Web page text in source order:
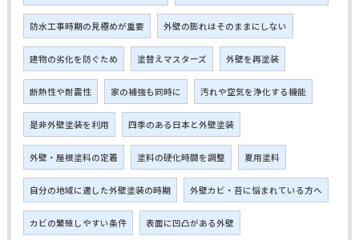
防水工事時期の見極めが重要 外壁の膨れはそのままにしない
建物の劣化を防ぐため 塗替えマスターズ 外壁を再塗装
断熱性や耐震性 家の補強も同時に 汚れや空気を浄化する機能
是非外壁塗装を利用 四季のある日本と外壁塗装
外壁・屋根塗料の定着 塗料の硬化時間を調整 夏用塗料
自分の地域に適した外壁塗装の時期 外壁カビ・苔に悩まれている方へ
カビの繁殖しやすい条件 表面に凹凸がある外壁